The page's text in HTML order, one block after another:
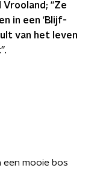
“Ze
in een ‘Blijf-
van het leven
een mooie bos